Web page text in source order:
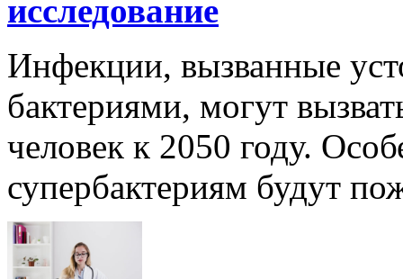
исследование
Инфекции, вызванные
бактериями, могут
человек к 2050 году.
супербактериям будут